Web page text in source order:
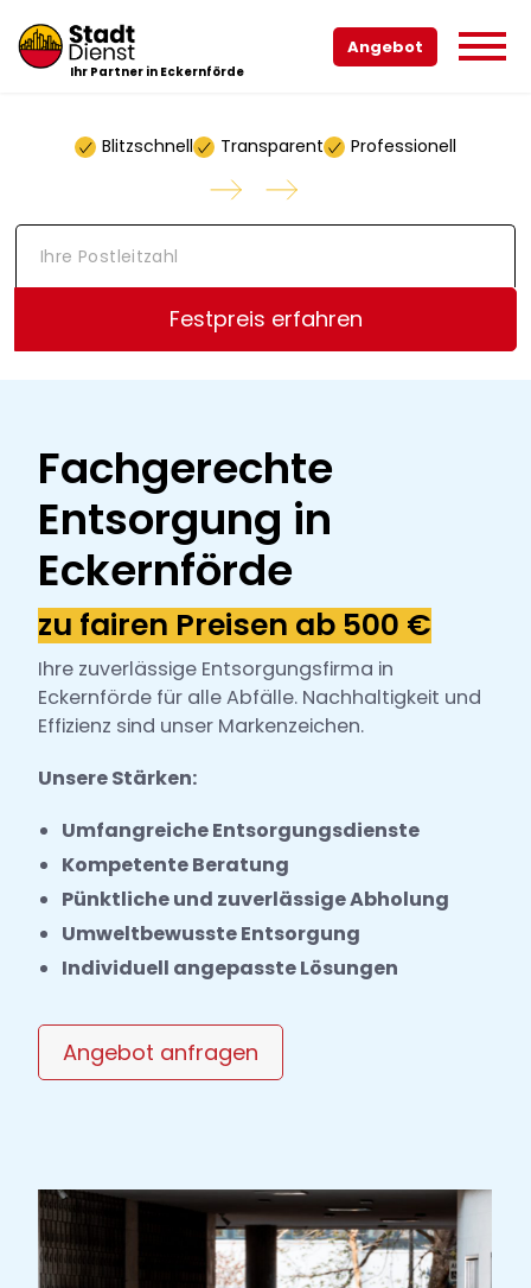
Ihr Partner in Eckernförde
Angebot
Blitzschnell Transparent Professionell
I
o
Festpreis erfahren
Fachgerechte
Entsorgung in
Eckernförde
zu fairen Preisen ab 500 €
Ihre zuverlässige Entsorgungsfirma in
Eckernförde für alle Abfälle. Nachhaltigkeit und
Effizienz sind unser Markenzeichen.
Unsere Stärken:
Umfangreiche Entsorgungsdienste
Kompetente Beratung
Pünktliche und zuverlässige Abholung
Umweltbewusste Entsorgung
Individuell angepasste Lösungen
Angebot anfragen